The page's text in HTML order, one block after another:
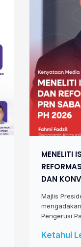
MENELITI
DAN
Majlis
Pengerusi
Ketahui